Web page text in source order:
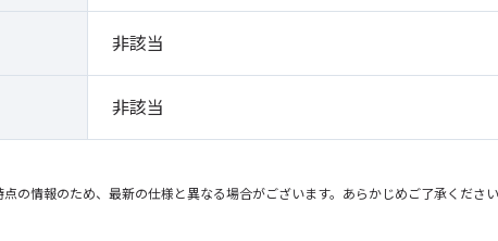
非該当
非該当
の情報のため、最新の仕様と異なる場合がございます。あらかじめご了承くださ